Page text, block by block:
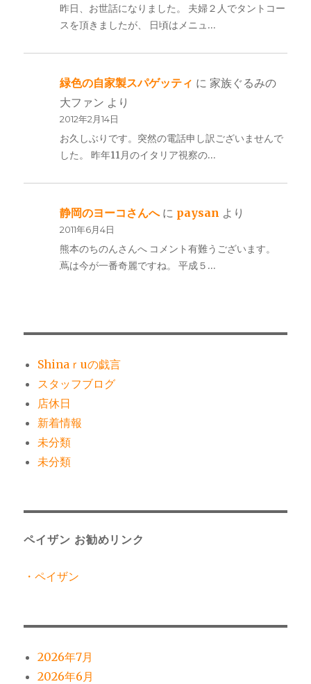
昨日、お世話になりました。 夫婦２人でタントコー
スを頂きましたが、 日頃はメニュ…
緑色の自家製スパゲッティ に 家族ぐるみの
大ファン より
2012年2月14日
お久しぶりです。突然の電話申し訳ございませんで
した。 昨年11月のイタリア視察の…
静岡のヨーコさんへに paysan より
2011年6月4日
熊本のちのんさんへ コメント有難うございます。
蔦は今が一番奇麗ですね。 平成５…
Shinaｒuの戯言
スタッフブログ
店休日
新着情報
未分類
未分類
ペイザン お勧めリンク
・ペイザン
2026年7月
2026年6月